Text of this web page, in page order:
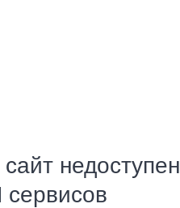
недоступен
сервисов